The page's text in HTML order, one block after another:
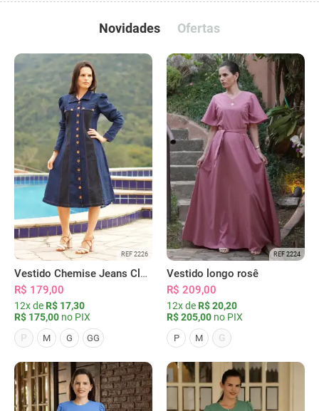
Novidades Ofertas
REF 2226
Vestido Chemise Jeans Clássica Serena
R$ 179,00
12x de R$ 17,30
R$ 175,00 no PIX
P
M G GG
REF 2224
Vestido longo rosê
R$ 209,00
12x de R$ 20,20
R$ 205,00 no PIX
P M G